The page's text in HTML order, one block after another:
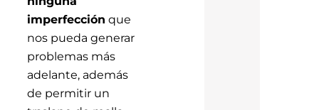
imperfección que
nos pueda generar
problemas más
adelante, además
de permitir un